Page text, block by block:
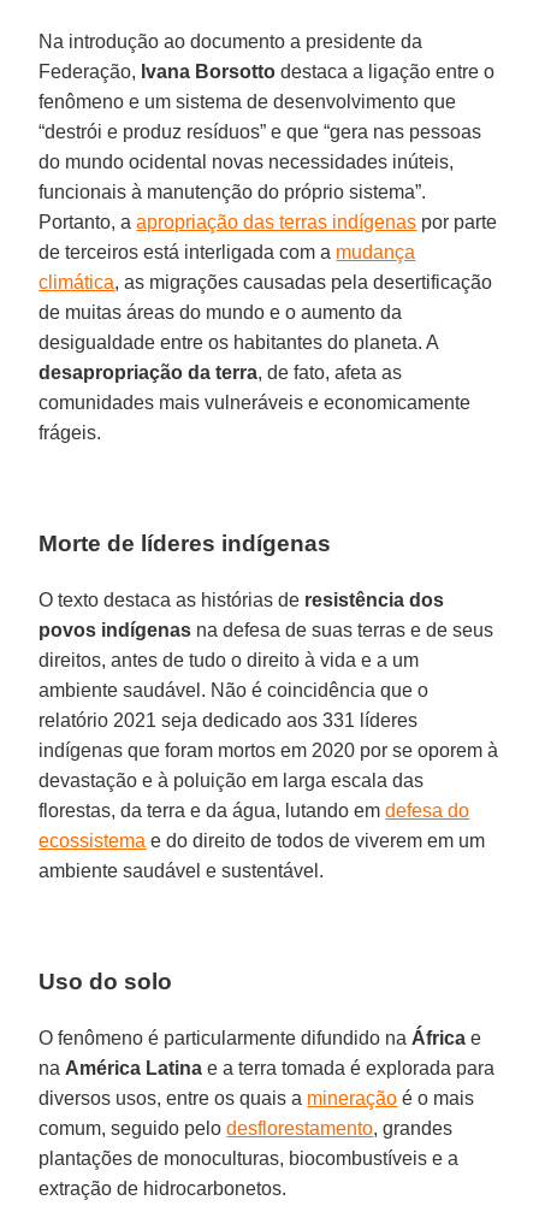
Na introdução ao documento a presidente da
Federação, Ivana Borsotto destaca a ligação entre o
fenômeno e um sistema de desenvolvimento que
“destrói e produz resíduos” e que “gera nas pessoas
do mundo ocidental novas necessidades inúteis,
funcionais à manutenção do próprio sistema”.
Portanto, aapropriação das terras indígenas por parte
de terceiros está interligada com a mudança
climática, as migrações causadas pela desertificação
de muitas áreas do mundo e o aumento da
desigualdade entre os habitantes do planeta. A
desapropriação da terra, de fato, afeta as
comunidades mais vulneráveis e economicamente
frágeis.
Morte de líderes indígenas
O texto destaca as histórias de resistência dos
povos indígenas na defesa de suas terras e de seus
direitos, antes de tudo o direito à vida e a um
ambiente saudável. Não é coincidência que o
relatório 2021 seja dedicado aos 331 líderes
indígenas que foram mortos em 2020 por se oporem à
devastação e à poluição em larga escala das
florestas, da terra e da água, lutando emdefesa do
ecossistema e do direito de todos de viverem em um
ambiente saudável e sustentável.
Uso do solo
O fenômeno é particularmente difundido na África e
na América Latina e a terra tomada é explorada para
diversos usos, entre os quais a mineração é o mais
comum, seguido pelodesflorestamento, grandes
plantações de monoculturas, biocombustíveis e a
extração de hidrocarbonetos.